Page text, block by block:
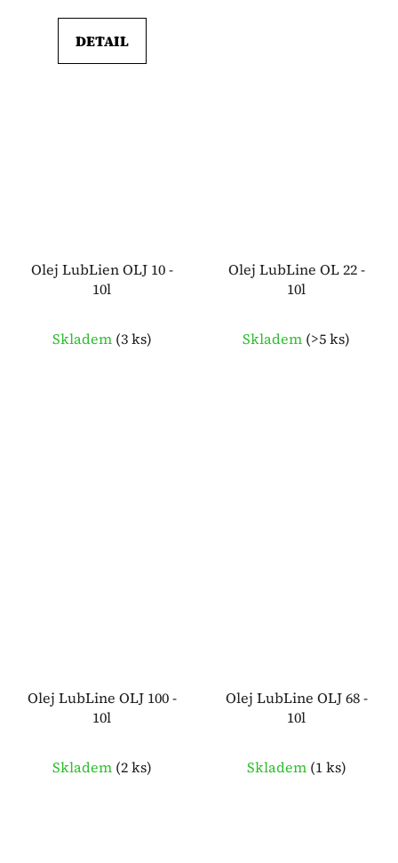
DETAIL
Olej LubLien OLJ 10 -
10l
Skladem (3 ks)
Olej LubLine OL 22 -
10l
Skladem (>5 ks)
Olej LubLine OLJ 100 -
10l
Skladem (2 ks)
Olej LubLine OLJ 68 -
10l
Skladem (1 ks)